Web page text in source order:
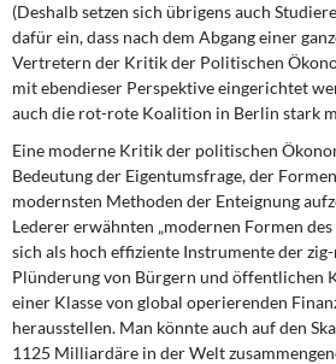
(Deshalb setzen sich übrigens auch
dafür ein, dass nach dem Abgang einer
Vertretern der Kritik der Politischen
mit ebendieser Perspektive eingerichtet
auch die rot-rote Koalition in Berlin stark
Eine moderne Kritik der politischen
Bedeutung der Eigentumsfrage, der
modernsten Methoden der Enteignung
Lederer erwähnten „modernen Formen
sich als hoch effiziente Instrumente der
Plünderung von Bürgern und öffentlichen
einer Klasse von global operierenden
herausstellen. Man könnte auch auf den
1125 Milliardäre in der Welt